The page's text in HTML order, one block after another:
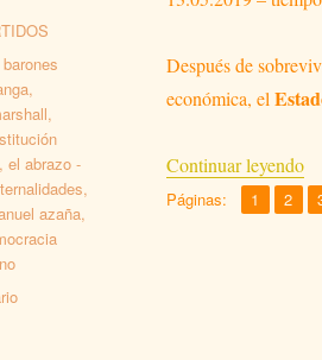
Después de
económica, el
Continuar leyendo
Páginas: Página
1 ,
2 ,
barones
,
,
,el abrazo -
,
azaña,
en